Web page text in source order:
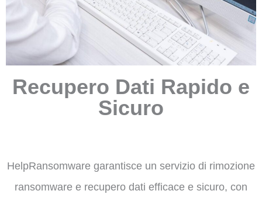
Recupero Dati Rapido e
Sicuro
HelpRansomware garantisce un servizio di rimozione
ransomware e recupero dati efficace e sicuro, con